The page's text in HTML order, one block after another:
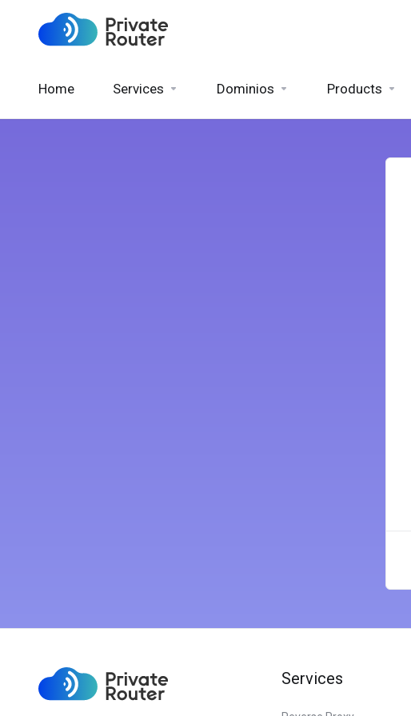
Home Services Dominios Products
Services